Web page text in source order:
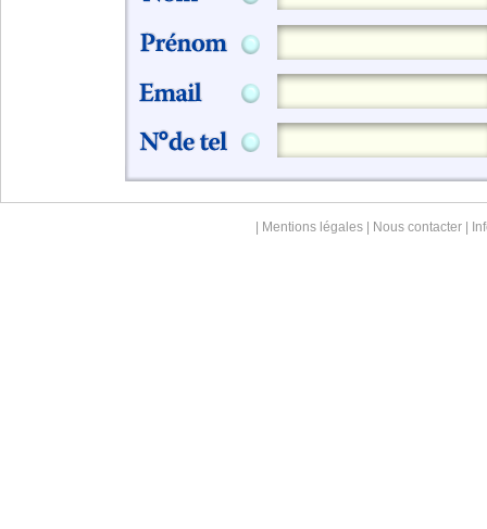
Mentions légales Nous contacter |